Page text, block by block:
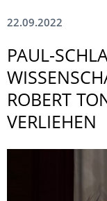
22.09.2022
PAUL-
ROBERT
VERLIEHEN